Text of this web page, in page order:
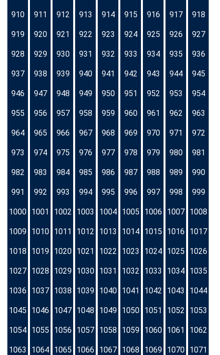
910 911 912 913 914 915 916 917 918
919 920 921 922 923 924 925 926 927
928 929 930 931 932 933 934 935 936
937 938 939 940 941 942 943 944 945
946 947 948 949 950 951 952 953 954
955 956 957 958 959 960 961 962 963
964 965 966 967 968 969 970 971 972
973 974 975 976 977 978 979 980 981
982 983 984 985 986 987 988 989 990
991 992 993 994 995 996 997 998 999
1000 1001 1002 1003 1004 1005 1006 1007 1008
1009 1010 1011 1012 1013 1014 1015 1016 1017
1018 1019 1020 1021 1022 1023 1024 1025 1026
1027 1028 1029 1030 1031 1032 1033 1034 1035
1036 1037 1038 1039 1040 1041 1042 1043 1044
1045 1046 1047 1048 1049 1050 1051 1052 1053
1054 1055 1056 1057 1058 1059 1060 1061 1062
1063 1064 1065 1066 1067 1068 1069 1070 1071